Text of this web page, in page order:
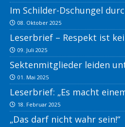
Im Schilder-Dschungel
08. Oktober 2025
Leserbrief – Respekt ist
09. Juli 2025
Sektenmitglieder leiden
01. Mai 2025
Leserbrief: „Es macht
18. Februar 2025
„Das darf nicht wahr sein!“